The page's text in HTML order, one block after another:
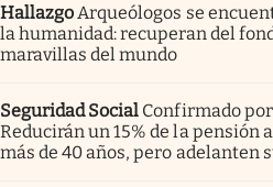
Hallazgo Arqueólogos se
la humanidad: recuperan del
maravillas del mundo
Seguridad Social Confirmado
Reducirán un 15% de la pensión
más de 40 años, pero adelanten